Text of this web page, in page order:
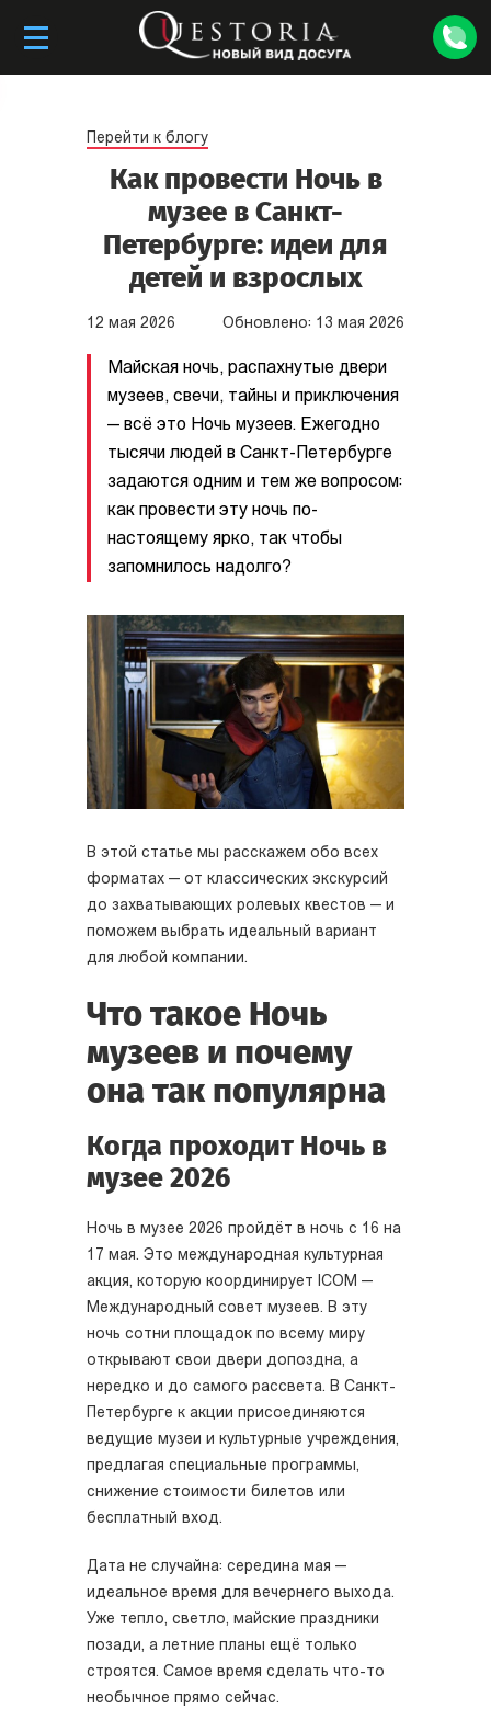
Перейти к блогу
Как провести Ночь в
музее в Санкт-
Петербурге: идеи для
детей и взрослых
12 мая 2026 Обновлено: 13 мая 2026
Майская ночь, распахнутые двери
музеев, свечи, тайны и приключения
— всё это Ночь музеев. Ежегодно
тысячи людей в Санкт-Петербурге
задаются одним и тем же вопросом:
как провести эту ночь по-
настоящему ярко, так чтобы
запомнилось надолго?
В этой статье мы расскажем обо всех
форматах — от классических экскурсий
до захватывающих ролевых квестов — и
поможем выбрать идеальный вариант
для любой компании.
Что такое Ночь
музеев и почему
она так популярна
Когда проходит Ночь в
музее 2026
Ночь в музее 2026 пройдёт в ночь с 16 на
17 мая. Это международная культурная
акция, которую координирует ICOM —
Международный совет музеев. В эту
ночь сотни площадок по всему миру
открывают свои двери допоздна, а
нередко и до самого рассвета. В Санкт-
Петербурге к акции присоединяются
ведущие музеи и культурные учреждения,
предлагая специальные программы,
снижение стоимости билетов или
бесплатный вход.
Дата не случайна: середина мая —
идеальное время для вечернего выхода.
Уже тепло, светло, майские праздники
позади, а летние планы ещё только
строятся. Самое время сделать что-то
необычное прямо сейчас.